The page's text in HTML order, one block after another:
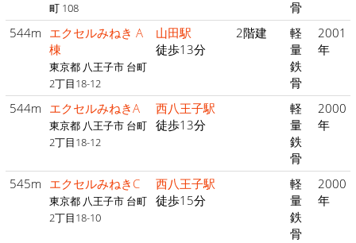
町 108
骨
544m エクセルみねき A
棟
東京都 八王子市 台町
2丁目18-12
山田駅
徒歩13分
2階建
軽
量
鉄
骨
2001
年
544m エクセルみねきA
東京都 八王子市 台町
2丁目18-12
西八王子駅
徒歩13分
軽
量
鉄
骨
2000
年
545m エクセルみねきC
東京都 八王子市 台町
2丁目18-10
西八王子駅
徒歩15分
軽
量
鉄
骨
2000
年